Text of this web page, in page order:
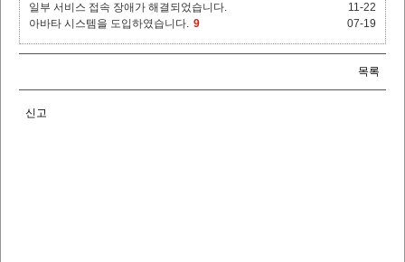
일부 서비스 접속 장애가 해결되었습니다.
11-22
아바타 시스템을 도입하였습니다. 9 07-19
목록
신고